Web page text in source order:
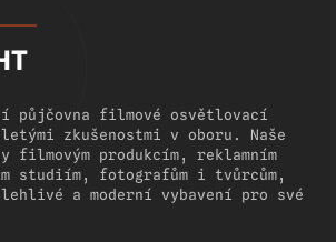
půjčovna filmové osvětlovací
zkušenostmi v oboru. Naše
filmovým produkcím, reklamním
studiím, fotografům i tvůrcům,
a moderní vybavení pro své